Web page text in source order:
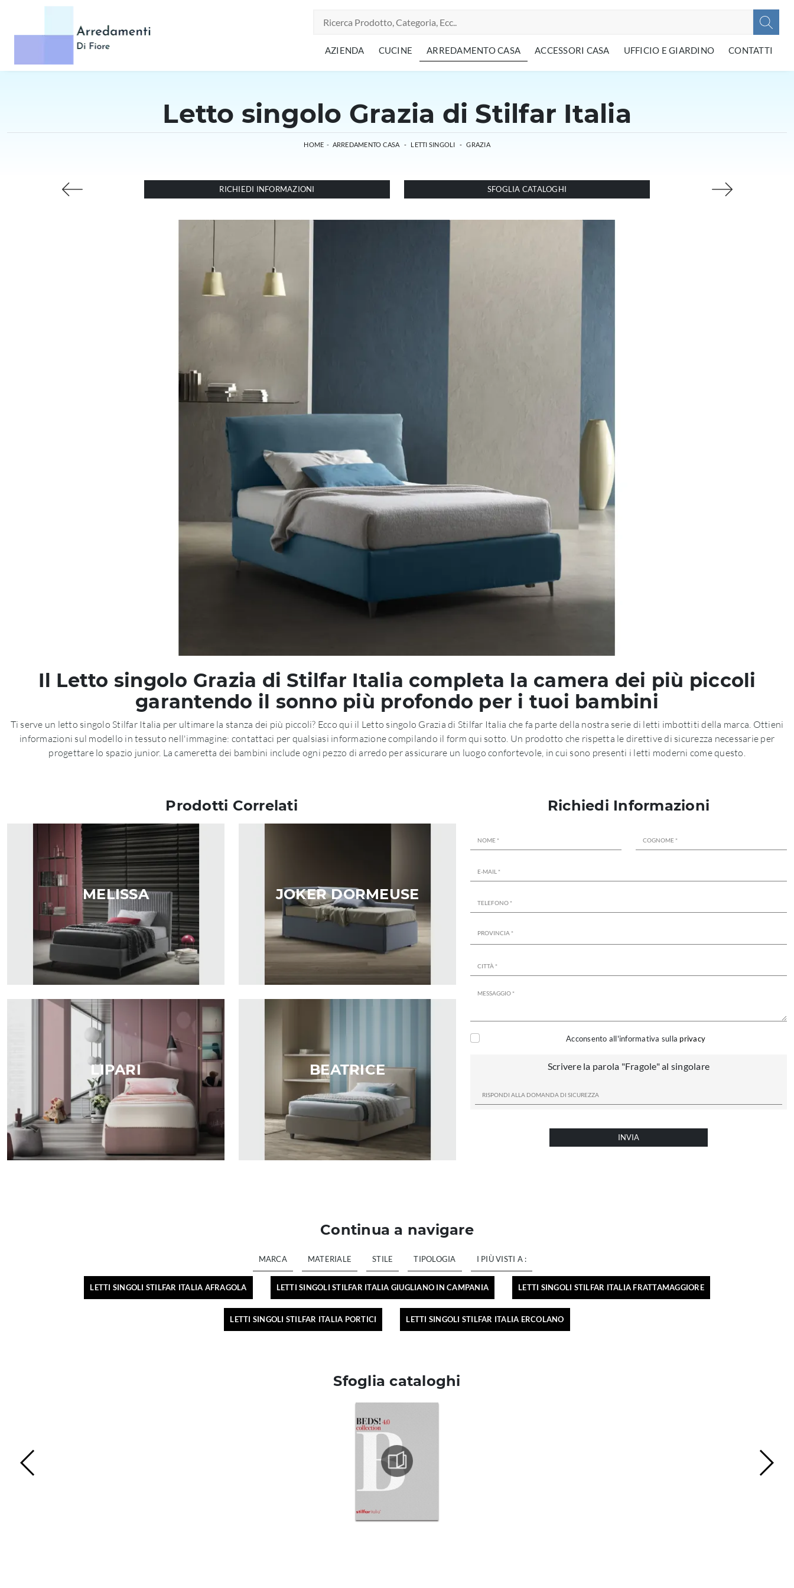
AZIENDA CUCINE ARREDAMENTO CASA ACCESSORI CASA UFFICIO E GIARDINO CONTATTI
Letto singolo Grazia di Stilfar Italia
HOME - ARREDAMENTO CASA - LETTI SINGOLI - GRAZIA
RICHIEDI INFORMAZIONI SFOGLIA CATALOGHI
Il Letto singolo Grazia di Stilfar Italia completa la camera dei più piccoli
garantendo il sonno più profondo per i tuoi bambini
Ti serve un letto singolo Stilfar Italia per ultimare la stanza dei più piccoli? Ecco qui il Letto singolo Grazia di Stilfar Italia che fa parte della nostra serie di letti imbottiti della marca. Ottieni
informazioni sul modello in tessuto nell'immagine: contattaci per qualsiasi informazione compilando il form qui sotto. Un prodotto che rispetta le direttive di sicurezza necessarie per
progettare lo spazio junior. La cameretta dei bambini include ogni pezzo di arredo per assicurare un luogo confortevole, in cui sono presenti i letti moderni come questo.
Prodotti Correlati
MELISSA JOKER DORMEUSE
LIPARI BEATRICE
Richiedi Informazioni
Acconsento all'informativa sulla privacy
Scrivere la parola "Fragole" al singolare
INVIA
Continua a navigare
MARCA MATERIALE STILE TIPOLOGIA I PIÙ VISTI A :
LETTI SINGOLI STILFAR ITALIA AFRAGOLA LETTI SINGOLI STILFAR ITALIA GIUGLIANO IN CAMPANIA LETTI SINGOLI STILFAR ITALIA FRATTAMAGGIORE
LETTI SINGOLI STILFAR ITALIA PORTICI LETTI SINGOLI STILFAR ITALIA ERCOLANO
Sfoglia cataloghi